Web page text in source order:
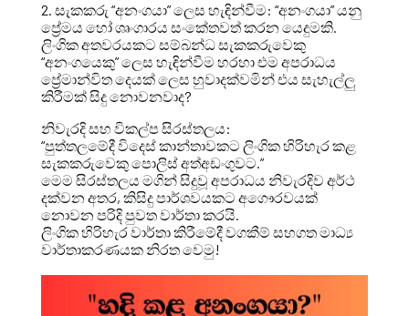
2. සැකකරු “අනංගයා” ලෙස හැඳින්වීම: “අනංගයා” යනු
ප්‍රේමය හෝ ශෘංගාරය සංකේතවත් කරන යෙදුමකි.
ලිංගික අතවරයකට සම්බන්ධ සැකකරුවෙකු
“අනංගයෙකු” ලෙස හැඳින්වීම හරහා එම අපරාධය
ප්‍රේමාන්විත දෙයක් ලෙස හුවාදක්වමින් එය සැහැල්ලු
කිරීමක් සිදු නොවනවාද?
නිවැරදි සහ විකල්ප සිරස්තලය:
“පුත්තලමේදී විදෙස් කාන්තාවකට ලිංගික හිරිහැර කළ
සැකකරුවෙකු පොලිස් අත්අඩංගුවට.”
මෙම සිරස්තලය මගින් සිදුවූ අපරාධය නිවැරදිව අර්ථ
දක්වන අතර, කිසිදු පාර්ශවයකට අගෞරවයක්
නොවන පරිදි පුවත වාර්තා කරයි.
ලිංගික හිරිහැර වාර්තා කිරීමේදී වගකීම් සහගත මාධ්‍ය
වාර්තාකරණයක නිරත වෙමු!